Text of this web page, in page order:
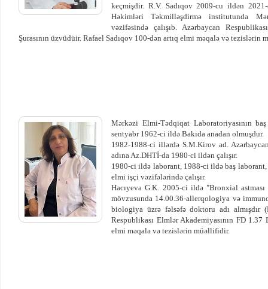
keçmişdir. R.V. Sadıqov 2009-cu ildən
Həkimləri Təkmilləşdirmə institutunda
vəzifəsində çalışıb. Azərbaycan
Şurasının üzvüdüir. Rafael Sadıqov 100-dən artıq elmi məqalə və tezislərin
Mərkəzi Elmi-Tədqiqat Laboratoriyasının
sentyabr 1962-ci ildə Bakıda anadan olmuşdur.
1982-1988-ci illərdə S.M.Kirov ad.
adına Az.DHTİ-da 1980-ci ildən çalışır.
1980-ci ildə laborant, 1988-ci ildə baş
elmi işçi vəzifələrində çalışır.
Hacıyeva G.K. 2005-ci ildə "Bronxial
mövzusunda 14.00.36-allerqologiya və
biologiya üzrə fəlsəfə doktoru adı
Respublikası Elmlər Akademiyasının FD 1.37
elmi məqalə və tezislərin müəllifidir.